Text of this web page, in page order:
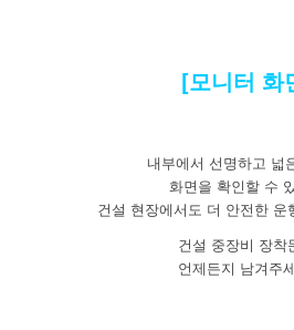
[모니터 화
내부에서 선명하고 넓
화면을 확인할 수
건설 현장에서도 더 안전한 운
건설 중장비 장착
언제든지 남겨주